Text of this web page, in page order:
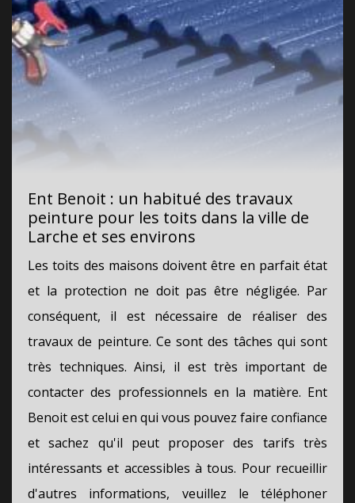
Ent Benoit : un habitué des travaux
peinture pour les toits dans la ville de
Larche et ses environs
Les toits des maisons doivent être en parfait état
et la protection ne doit pas être négligée. Par
conséquent, il est nécessaire de réaliser des
travaux de peinture. Ce sont des tâches qui sont
très techniques. Ainsi, il est très important de
contacter des professionnels en la matière. Ent
Benoit est celui en qui vous pouvez faire confiance
et sachez qu'il peut proposer des tarifs très
intéressants et accessibles à tous. Pour recueillir
d'autres informations, veuillez le téléphoner